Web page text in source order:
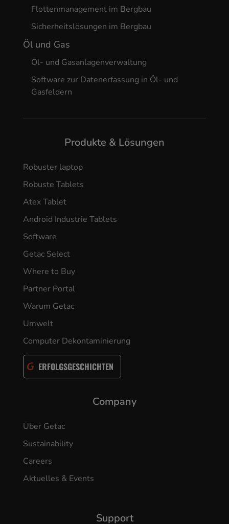
Flottenmanagement im Bergbau
Sicherheitslösungen im Bergbau
Öl und Gas
Öl- und Gasanlagenverwaltung
Software zur Datenerfassung in Öl- und
Gasfeldern
Produkte & Lösungen
Robuster laptop
Robuste Tablets
Atex Tablet
Android Industrie Tablets
Software
Getac Select
Where to Buy
Partner Portal
Warum Getac
Umwelt
Computer Dekontaminierung
ERFOLGSGESCHICHTEN
Company
Über Getac
Sustainability
Careers
Aktuelles & Events
Support